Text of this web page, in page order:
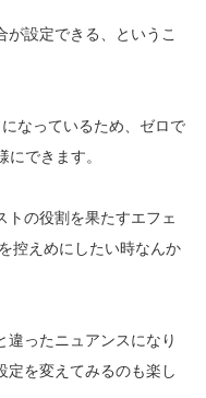
が設定できる、というこ
なっているため、ゼロで
できます。
トの役割を果たすエフェ
控えめにしたい時なんか
違ったニュアンスになり
定を変えてみるのも楽し